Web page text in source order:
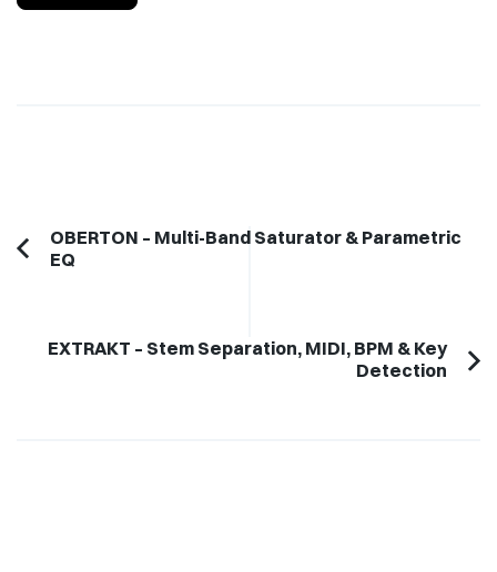
Post
Navigation
Previous
OBERTON – Multi-Band Saturator & Parametric
EQ
EXTRAKT – Stem Separation, MIDI, BPM & Key
Detection